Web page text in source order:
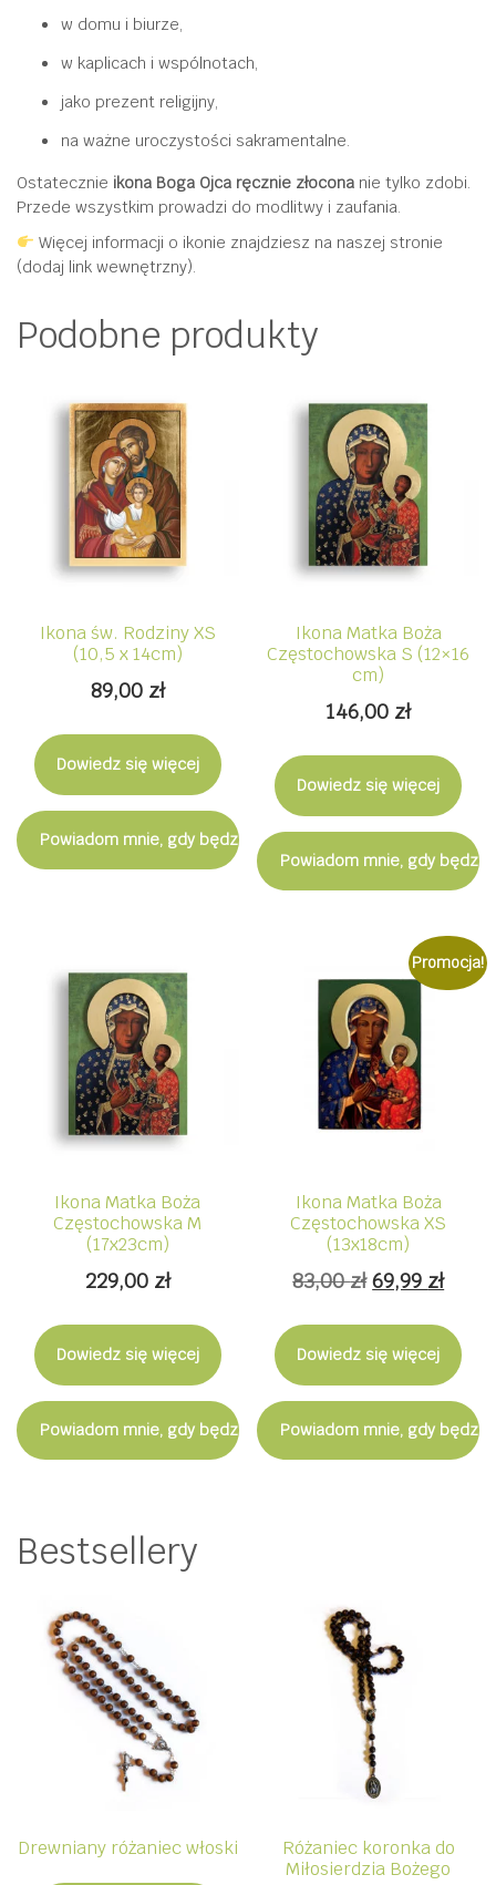
w domu i biurze,
w kaplicach i wspólnotach,
jako prezent religijny,
na ważne uroczystości sakramentalne.
Ostatecznie ikona Boga Ojca ręcznie złocona nie tylko zdobi.
Przede wszystkim prowadzi do modlitwy i zaufania.
Więcej informacji o ikonie znajdziesz na naszej stronie
(dodaj link wewnętrzny).
Podobne produkty
Ikona św. Rodziny XS
(10,5 x 14cm)
89,00 zł
Dowiedz się więcej
Powiadom mnie, gdy będzie dostępny
Ikona Matka Boża
Częstochowska S (12×16
cm)
146,00 zł
Dowiedz się więcej
Powiadom mnie, gdy
Ikona Matka Boża
Częstochowska M
(17x23cm)
229,00 zł
Dowiedz się więcej
Powiadom mnie, gdy będzie dostępny
Promocja!
Ikona Matka Boża
Częstochowska XS
(13x18cm)
83,00zł Pierwotna
wynosiła:
83,00 zł.
69,99 zł
69,99
Dowiedz się więcej
Powiadom mnie, gdy
Bestsellery
Drewniany różaniec włoski
Różaniec koronka do
Miłosierdzia Bożego